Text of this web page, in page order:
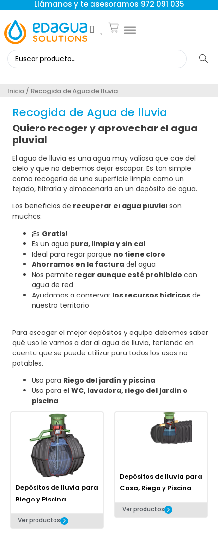
Llámanos y te asesoramos 972 091 035
Inicio / Recogida de Agua de lluvia
Recogida de Agua de lluvia
Quiero recoger y aprovechar el agua
pluvial
El agua de lluvia es una agua muy valiosa que cae del
cielo y que no debemos dejar escapar. Es tan simple
como recogerla de una superficie limpia como un
tejado, filtrarla y almacenarla en un depósito de agua.
Los beneficios de recuperar el agua pluvial son
muchos:
¡Es Gratis!
Es un agua pura, limpia y sin cal
Ideal para regar porque no tiene cloro
Ahorramos en la factura del agua
Nos permite regar aunque esté prohibido con
agua de red
Ayudamos a conservar los recursos hídricos de
nuestro territorio
Para escoger el mejor depósitos y equipo debemos saber
qué uso le vamos a dar al agua de lluvia, teniendo en
cuenta que se puede utilizar para todos los usos no
potables.
Uso para Riego del jardín y piscina
Uso para el WC, lavadora, riego del jardín o
piscina
Depósitos de lluvia para
Riego y Piscina
Ver productos
Depósitos de lluvia para
Casa, Riego y Piscina
Ver productos